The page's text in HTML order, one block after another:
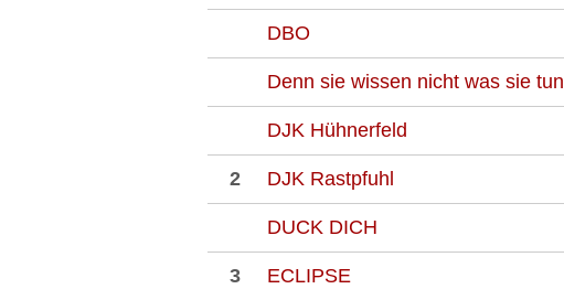
DBO
Denn sie wissen nicht was sie tun
DJK Hühnerfeld
2 DJK Rastpfuhl
DUCK DICH
3 ECLIPSE